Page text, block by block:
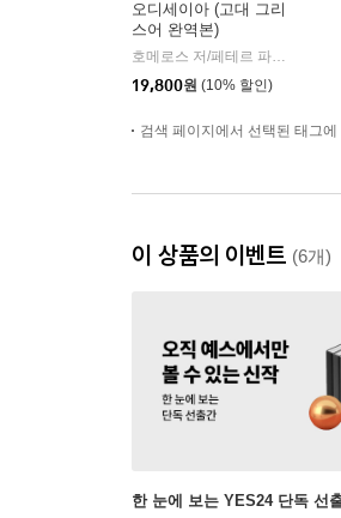
오디세이아 (고대 그리
스어 완역본)
19,800원 (10% 할인)
검색 페이지에서 선택된 태그
이 상품의 이벤트 (6개)
한 눈에 보는 YES24 단독 선